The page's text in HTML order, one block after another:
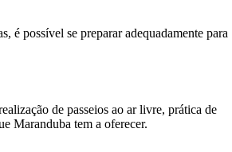
é possível se preparar adequadamente para
de passeios ao ar livre, prática de
Maranduba tem a oferecer.